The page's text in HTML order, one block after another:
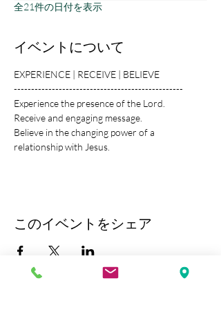
全21件の日付を表示
イベントについて
EXPERIENCE | RECEIVE | BELIEVE
-------------------------------------------------
Experience the presence of the Lord.
Receive and engaging message.
Believe in the changing power of a
relationship with Jesus.
このイベントをシェア